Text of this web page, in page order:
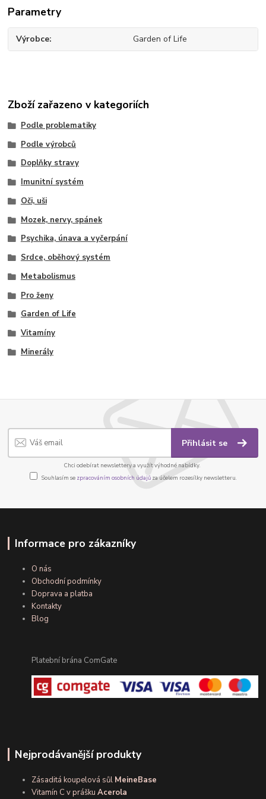
Parametry
Výrobce Garden of Life
Zboží zařazeno v kategoriích
Podle problematiky
Podle výrobců
Doplňky stravy
Imunitní systém
Oči, uši
Mozek, nervy, spánek
Psychika, únava a vyčerpání
Srdce, oběhový systém
Metabolismus
Pro ženy
Garden of Life
Vitamíny
Minerály
Přihlásit se
Chci odebírat newslettery a využít výhodné nabídky.
Souhlasím se zpracováním osobních údajůza účelem rozesílky newsletteru.
Informace pro zákazníky
O nás
Obchodní podmínky
Doprava a platba
Kontakty
Blog
Platební brána ComGate
Nejprodávanější produkty
Zásaditá koupelová sůl MeineBase
Vitamín C v práškuAcerola